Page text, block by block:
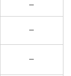
ー
ー
ー